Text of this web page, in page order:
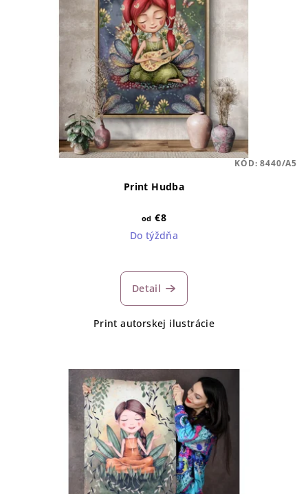
Print Hudba
od €8
Do týždňa
Detail
Print autorskej ilustrácie
KÓD:8440/A5